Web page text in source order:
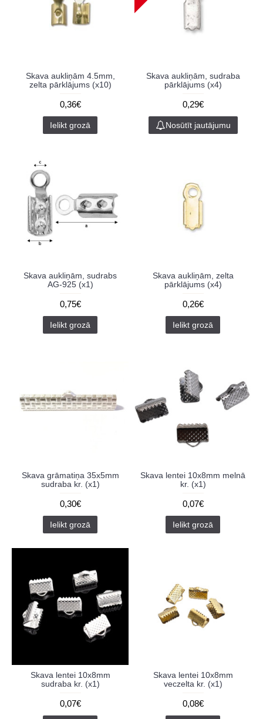
Skava aukliņām 4.5mm,
zelta pārklājums (x10)
0,36€
Ielikt grozā
Skava aukliņām, sudraba
pārklājums (x4)
0,29€
Nosūtīt jautājumu
Skava aukliņām, sudrabs
AG-925 (x1)
0,75€
Ielikt grozā
Skava aukliņām, zelta
pārklājums (x4)
0,26€
Ielikt grozā
Skava grāmatiņa 35x5mm
sudraba kr. (x1)
0,30€
Ielikt grozā
Skava lentei 10x8mm melnā
kr. (x1)
0,07€
Ielikt grozā
Skava lentei 10x8mm
sudraba kr. (x1)
0,07€
Skava lentei 10x8mm
veczelta kr. (x1)
0,08€